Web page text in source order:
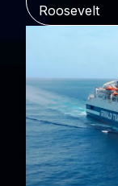
Roosevelt